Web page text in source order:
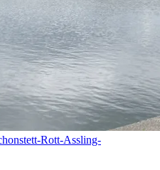
Rott-Assling-